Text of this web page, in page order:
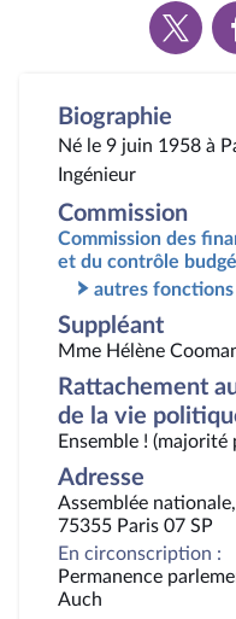
Voir
la
Biographie
Né le 9 juin 1958 à
Ingénieur
Commission
Commission des
et du contrôle
autres fonctions
Suppléant
Mme Hélène
Rattachement
de la vie
Ensemble !
Adresse
Assemblée
75355 Paris 07 SP
En circonscription :
Permanence
Auch